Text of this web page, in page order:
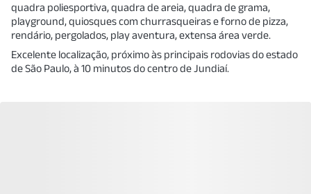
quadra poliesportiva, quadra de areia, quadra de grama,
playground, quiosques com churrasqueiras e forno de pizza,
rendário, pergolados, play aventura, extensa área verde.
Excelente localização, próximo às principais rodovias do estado
de São Paulo, à 10 minutos do centro de Jundiaí.